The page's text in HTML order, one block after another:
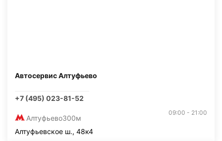
Автосервис Алтуфьево
+7 (495) 023-81-52
Алтуфьево300м
09:00 - 21:00
Алтуфьевское ш., 48к4